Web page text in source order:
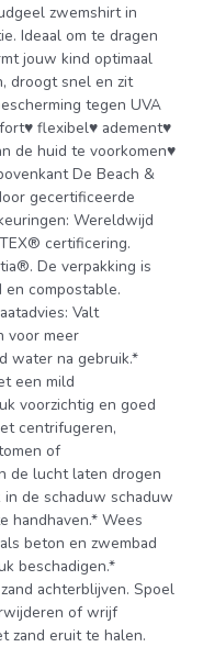
zwemshirt in
Ideaal om te dragen
jouw kind optimaal
droogt snel en zit
tegen UVA
flexibel♥ adement♥
de huid te voorkomen♥
De Beach &
gecertificeerde
Wereldwijd
certificering.
De verpakking is
en compostable.
Valt
voor meer
water na gebruik.*
een mild
voorzichtig en goed
centrifugeren,
of
de lucht laten drogen
de schaduw schaduw
handhaven.* Wees
beton en zwembad
beschadigen.*
achterblijven. Spoel
of wrijf
zand eruit te halen.